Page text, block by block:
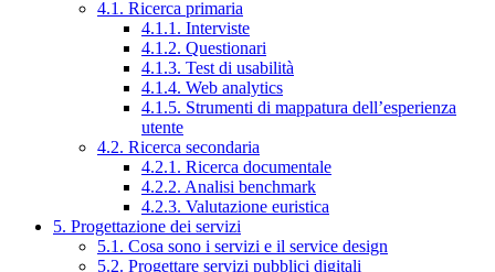
4.1. Ricerca primaria
4.1.1. Interviste
4.1.2. Questionari
4.1.3. Test di usabilità
4.1.4. Web analytics
4.1.5. Strumenti di mappatura dell’esperienza
utente
4.2. Ricerca secondaria
4.2.1. Ricerca documentale
4.2.2. Analisi benchmark
4.2.3. Valutazione euristica
5. Progettazione dei servizi
5.1. Cosa sono i servizi e il service design
5.2. Progettare servizi pubblici digitali